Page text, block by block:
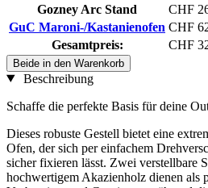
Gozney Arc Stand
CHF
GuC Maroni-/Kastanienofen CHF
Gesamtpreis:
CHF
Beide in den Warenkorb
Beschreibung
Schaffe die perfekte Basis für deine
Dieses robuste Gestell bietet eine
Ofen, der sich per einfachem
sicher fixieren lässt. Zwei verstellbare
hochwertigem Akazienholz dienen als